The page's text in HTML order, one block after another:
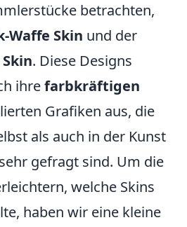
betrachten,
Waffe Skin und der
. Diese Designs
ihrefarbkräftigen
Grafiken aus, die
als auch in der Kunst
gefragt sind. Um die
welche Skins
haben wir eine kleine